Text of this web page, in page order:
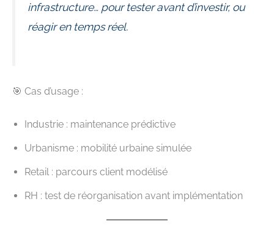
infrastructure… pour tester avant d’investir, ou
réagir en temps réel.
🎯 Cas d’usage :
Industrie : maintenance prédictive
Urbanisme : mobilité urbaine simulée
Retail : parcours client modélisé
RH : test de réorganisation avant implémentation